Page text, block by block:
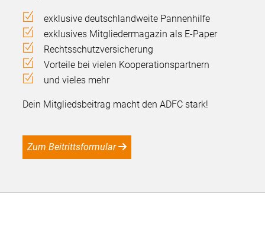
exklusive deutschlandweite Pannenhilfe
exklusives Mitgliedermagazin als E-Paper
Rechtsschutzversicherung
Vorteile bei vielen Kooperationspartnern
und vieles mehr
Dein Mitgliedsbeitrag macht den ADFC stark!
Zum Beitrittsformular